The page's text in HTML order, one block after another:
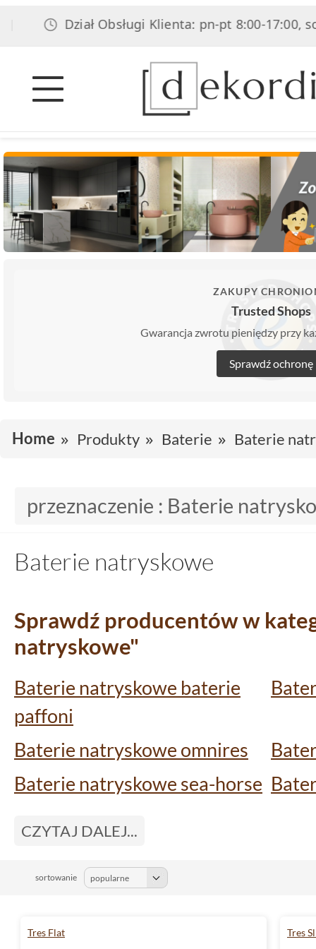
Dział Obsługi Klienta: pn-pt 8:00-17:00, sob
ZAKUPY
Trusted Shops
Gwarancja zwrotu pieniędzy przy
Sprawdź ochronę
Home Produkty Baterie Baterie
przeznaczenie : Baterie
Baterie natryskowe
Sprawdź producentów w
natryskowe"
Baterie natryskowe baterie
paffoni
Baterie natryskowe omnires
Baterie natryskowe sea-horse
rubinetterie
valvex
CZYTAJ DALEJ...
sortowanie
Tres Flat Tres